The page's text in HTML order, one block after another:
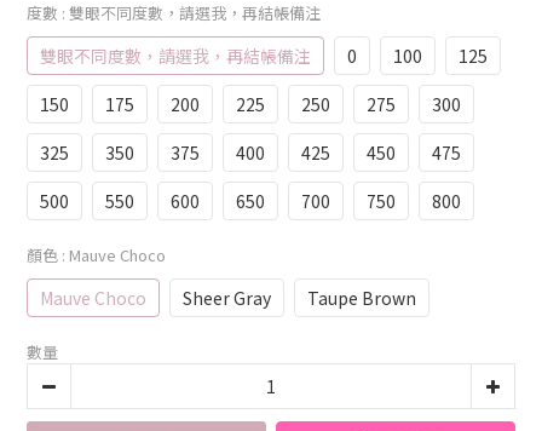
度數 : 雙眼不同度數，請選我，再結帳備注
雙眼不同度數，請選我，再結帳備注 0 100
125
150
175 200 225 250 275
300
325
350 375 400 425 450
475
500
550 600 650 700 750 800
顏色 : Mauve Choco
Mauve Choco Sheer Gray Taupe Brown
數量